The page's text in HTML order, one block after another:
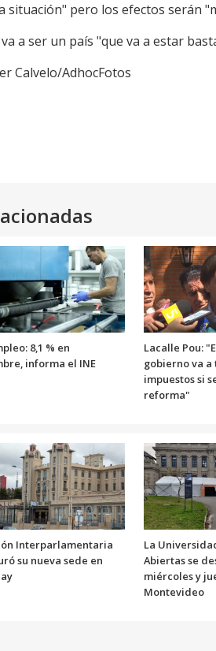
situación" pero los efectos serán
a ser un país "que va a estar
Calvelo/AdhocFotos
8,1 % en
informa el INE
Lacalle Pou:
gobierno va
impuestos si
reforma"
Interparlamentaria
su nueva sede en
La
Abiertas se
miércoles y
Montevideo